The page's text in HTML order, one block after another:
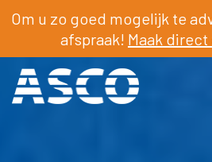
Om u zo goed mogelijk te
afspraak! Maak